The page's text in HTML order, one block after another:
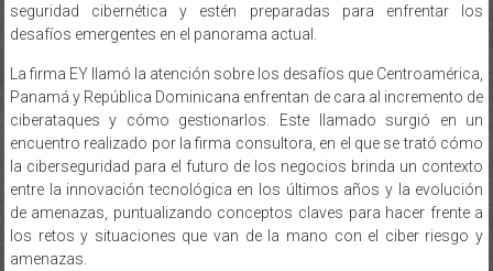
seguridad cibernética y estén preparadas para enfrentar los
desafíos emergentes en el panorama actual.
La firma EY llamó la atención sobre los desafíos que Centroamérica,
Panamá y República Dominicana enfrentan de cara al incremento de
ciberataques y cómo gestionarlos. Este llamado surgió en un
encuentro realizado por la firma consultora, en el que se trató cómo
la ciberseguridad para el futuro de los negocios brinda un contexto
entre la innovación tecnológica en los últimos años y la evolución
de amenazas, puntualizando conceptos claves para hacer frente a
los retos y situaciones que van de la mano con el ciber riesgo y
amenazas.